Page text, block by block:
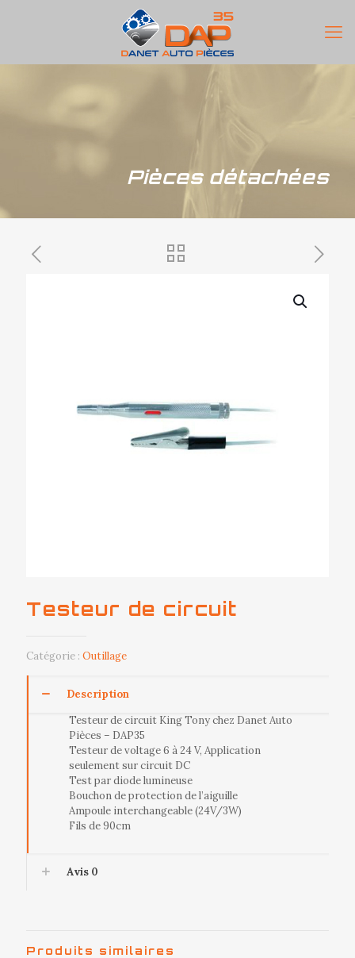
Pièces détachées
Testeur de circuit
Catégorie : Outillage
Description
Testeur de circuit King Tony chez Danet Auto
Pièces – DAP35
Testeur de voltage 6 à 24 V, Application
seulement sur circuit DC
Test par diode lumineuse
Bouchon de protection de l’aiguille
Ampoule interchangeable (24V/3W)
Fils de 90cm
Avis 0
Produits similaires